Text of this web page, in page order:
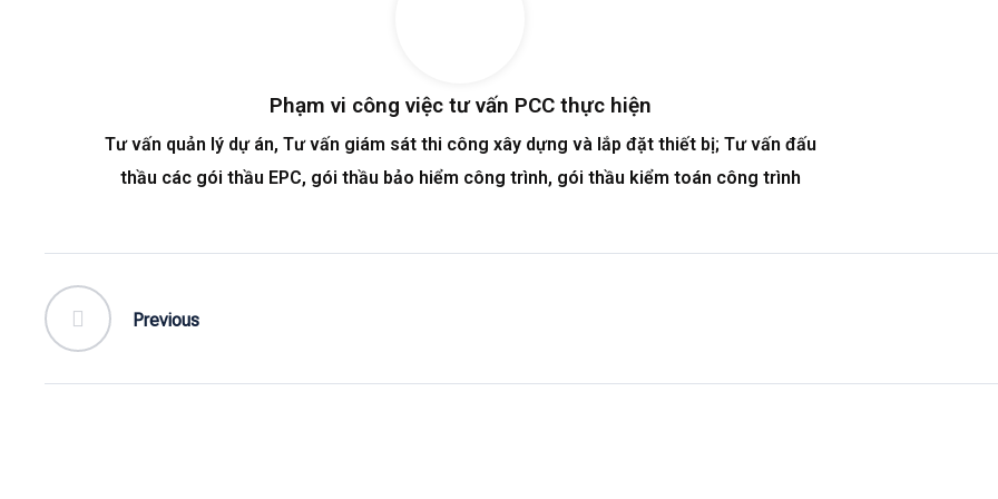
Phạm vi công việc tư vấn PCC thực hiện
Tư vấn quản lý dự án, Tư vấn giám sát thi công xây dựng và lắp đặt thiết bị; Tư vấn đấu
thầu các gói thầu EPC, gói thầu bảo hiểm công trình, gói thầu kiểm toán công trình
Previous